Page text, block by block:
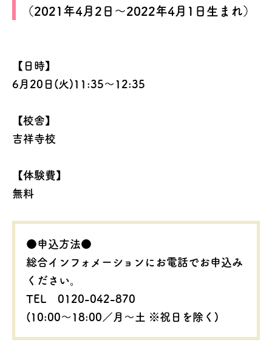
（2021年4月2日～2022年4月1日生まれ）
【日時】
6月20日(火)11:35～12:35
【校舎】
吉祥寺校
【体験費】
無料
●申込方法●
総合インフォメーションにお電話でお申込み
ください。
TEL 0120-042-870
(10:00～18:00／月～土 ※祝日を除く)